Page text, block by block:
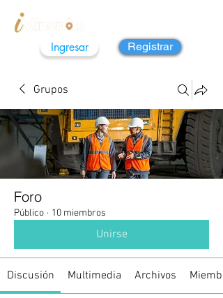
Ingresar Registrar
Grupos
Foro
Público · 10 miembros
Unirse
Discusión Multimedia Archivos